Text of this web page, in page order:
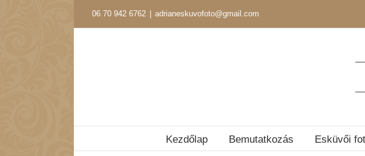
06 70 942 6762
adrianeskuvofoto@gmail.com
Kezdőlap Bemutatkozás Esküvői